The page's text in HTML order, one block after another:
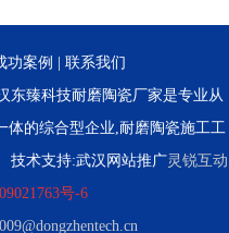
功案例
联系我们
东臻科技耐磨陶瓷厂家是专业从
体的综合型企业,耐磨陶瓷施工工
技术支持:武汉网站推广灵锐互动
号-6